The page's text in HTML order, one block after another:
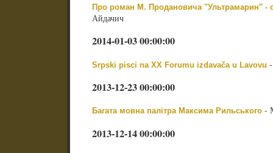
Про роман М. Продановича "Ультрамарин" -
Айдачич
2014-01-03 00:00:00
Srpski pisci na XX Forumu izdavača u Lavovu
2013-12-23 00:00:00
Багата мовна палітра Максима Рильського-
2013-12-14 00:00:00